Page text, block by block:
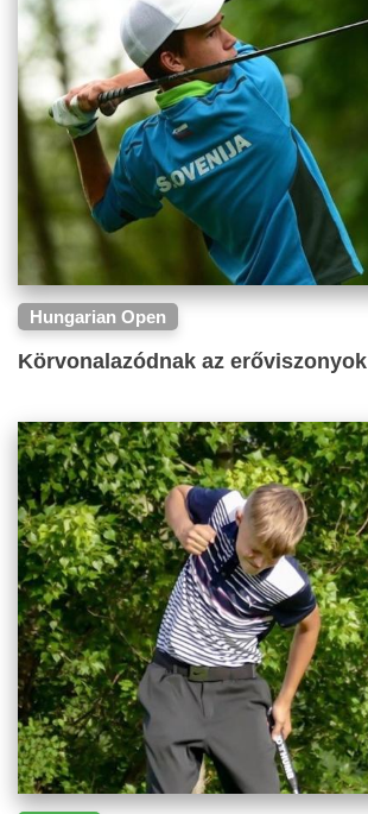
Hungarian Open
Körvonalazódnak az erőviszonyok